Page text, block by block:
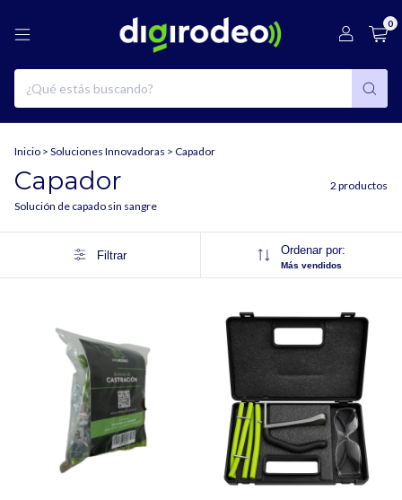
0
Inicio > Soluciones Innovadoras > Capador
Capador
2 productos
Solución de capado sin sangre
Filtrar Ordenar por:
Más vendidos